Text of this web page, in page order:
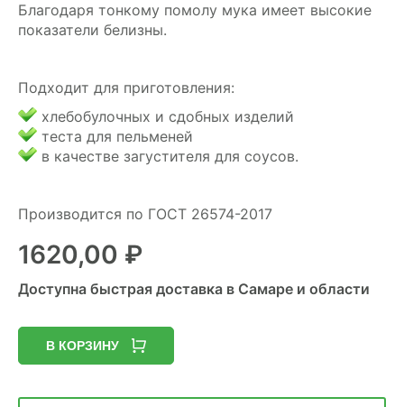
Благодаря тонкому помолу мука имеет высокие
показатели белизны.
Подходит для приготовления:
хлебобулочных и сдобных изделий
теста для пельменей
в качестве загустителя для соусов.
Производится по ГОСТ 26574-2017
1620,00 ₽
Доступна быстрая доставка в Самаре и области
В КОРЗИНУ
КАЛЬКУЛЯТОР КОМБИКОРМА